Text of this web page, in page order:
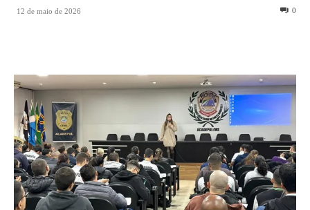
12 de maio de 2026 0